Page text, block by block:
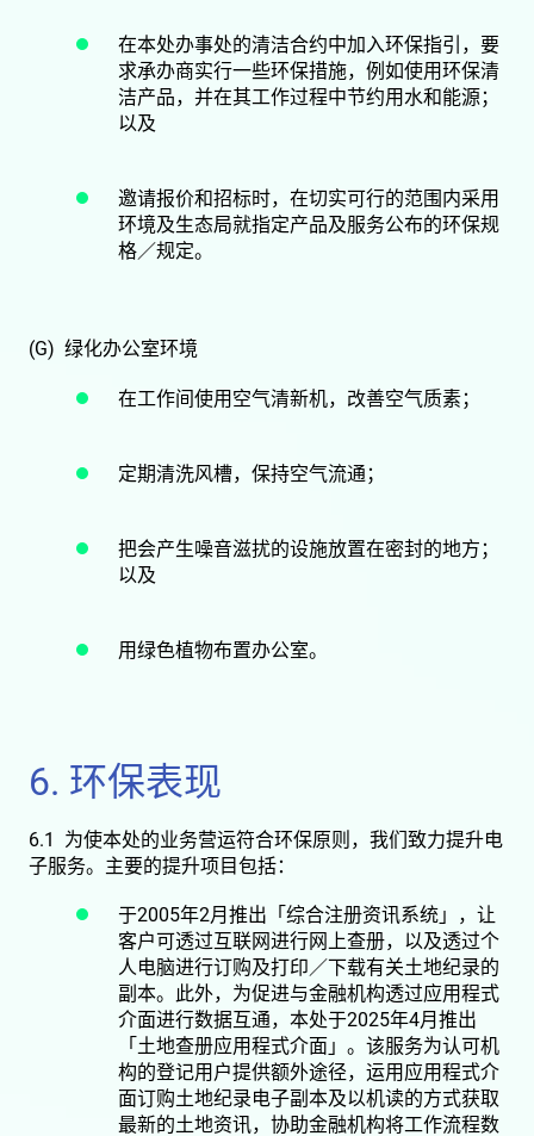
在本处办事处的清洁合约中加入环保指引，要
求承办商实行一些环保措施，例如使用环保清
洁产品，并在其工作过程中节约用水和能源；
以及
邀请报价和招标时，在切实可行的范围内采用
环境及生态局就指定产品及服务公布的环保规
格／规定。
(G) 绿化办公室环境
在工作间使用空气清新机，改善空气质素；
定期清洗风槽，保持空气流通；
把会产生噪音滋扰的设施放置在密封的地方；
以及
用绿色植物布置办公室。
6. 环保表现
6.1 为使本处的业务营运符合环保原则，我们致力提升电
子服务。主要的提升项目包括：
于2005年2月推出「综合注册资讯系统」，让
客户可透过互联网进行网上查册，以及透过个
人电脑进行订购及打印／下载有关土地纪录的
副本。此外，为促进与金融机构透过应用程式
介面进行数据互通，本处于2025年4月推出
「土地查册应用程式介面」。该服务为认可机
构的登记用户提供额外途径，运用应用程式介
面订购土地纪录电子副本及以机读的方式获取
最新的土地资讯，协助金融机构将工作流程数